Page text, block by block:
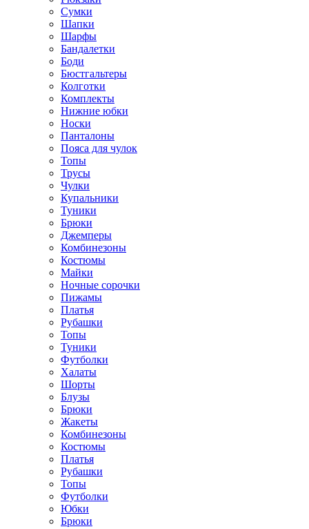
Сумки
Шапки
Шарфы
Бандалетки
Боди
Бюстгальтеры
Колготки
Комплекты
Нижние юбки
Носки
Панталоны
Поясa для чулок
Топы
Трусы
Чулки
Купальники
Туники
Брюки
Джемперы
Комбинезоны
Костюмы
Майки
Ночные сорочки
Пижамы
Платья
Рубашки
Топы
Туники
Футболки
Халаты
Шорты
Блузы
Брюки
Жакеты
Комбинезоны
Костюмы
Платья
Рубашки
Топы
Футболки
Юбки
Брюки